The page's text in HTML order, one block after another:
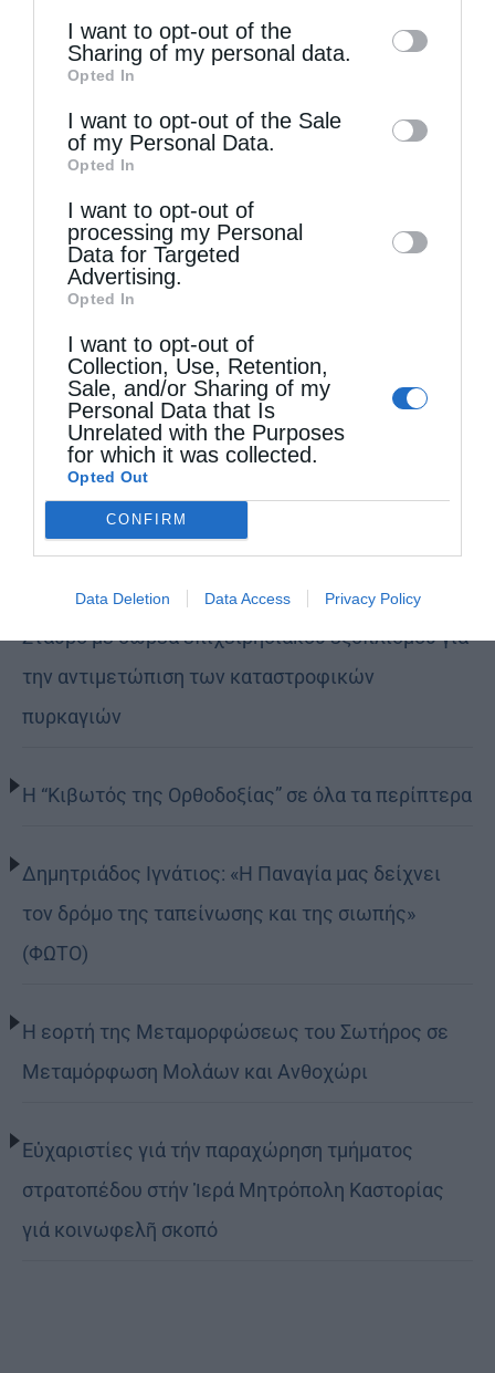
information by third parties on the IAB’s list
of downstream participants. This
information may also be disclosed by us to
third parties on theIAB’s List of
Downstream Participants
disclose it to other third parties.
I want to opt-out of the
Sharing of my personal data.
Opted In
I want to opt-out of the Sale
of my Personal Data.
Opted In
I want to opt-out of
processing my Personal
Data for Targeted
Advertising.
Opted In
I want to opt-out of
Collection, Use, Retention,
Sale, and/or Sharing of my
Personal Data that Is
Unrelated with the Purposes
for which it was collected.
Opted Out
CONFIRM
Data Deletion Data Access Privacy Policy
Τελευταία άρθρα
Η LEROY MERLIN στηρίζει τον Ελληνικό Ερυθρό
Σταυρό με δωρεά επιχειρησιακού εξοπλισμού για
την αντιμετώπιση των καταστροφικών
πυρκαγιών
Η “Κιβωτός της Ορθοδοξίας” σε όλα τα περίπτερα
Δημητριάδος Ιγνάτιος: «Η Παναγία μας δείχνει
τον δρόμο της ταπείνωσης και της σιωπής»
(ΦΩΤΟ)
Η εορτή της Μεταμορφώσεως του Σωτήρος σε
Μεταμόρφωση Μολάων και Ανθοχώρι
Εὐχαριστίες γιά τήν παραχώρηση τμήματος
στρατοπέδου στήν Ἱερά Μητρόπολη Καστορίας
γιά κοινωφελῆ σκοπό